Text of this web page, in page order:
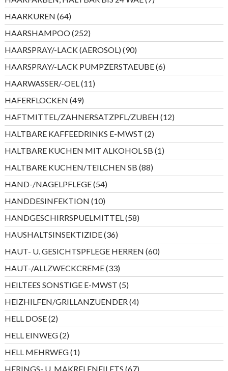
Produkte
HAARKUREN 6464
Produkte
HAARSHAMPOO 252252
Produkte
HAARSPRAY/-LACK (AEROSOL) 9090
Produkte
HAARSPRAY/-LACK PUMPZERSTAEUBE 66
Produkte
HAARWASSER/-OEL 1111
Produkte
HAFERFLOCKEN 4949
Produkte
HAFTMITTEL/ZAHNERSATZPFL/ZUBEH 1212
Produkte
HALTBARE KAFFEEDRINKS E-MWST 22
Produkte
HALTBARE KUCHEN MIT ALKOHOL SB 11
Produkt
HALTBARE KUCHEN/TEILCHEN SB 8888
Produkte
HAND-/NAGELPFLEGE 5454
Produkte
HANDDESINFEKTION 1010
Produkte
HANDGESCHIRRSPUELMITTEL 5858
Produkte
HAUSHALTSINSEKTIZIDE 3636
Produkte
HAUT- U. GESICHTSPFLEGE HERREN 6060
Produkte
HAUT-/ALLZWECKCREME 3333
Produkte
HEILTEES SONSTIGE E-MWST 55
Produkte
HEIZHILFEN/GRILLANZUENDER 44
Produkte
HELL DOSE 22
Produkte
HELL EINWEG 22
Produkte
HELL MEHRWEG 11
Produkt
HERINGS- U. MAKRELENFILETS 6767